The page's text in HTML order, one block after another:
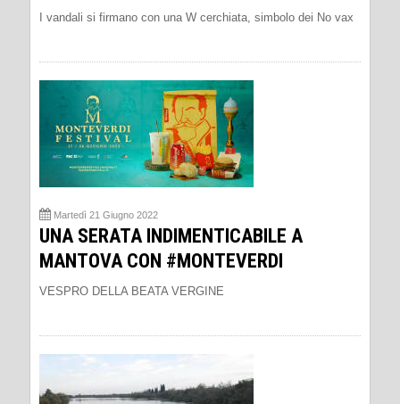
I vandali si firmano con una W cerchiata, simbolo dei No vax
Martedì 21 Giugno 2022
UNA SERATA INDIMENTICABILE A
MANTOVA CON #MONTEVERDI
VESPRO DELLA BEATA VERGINE